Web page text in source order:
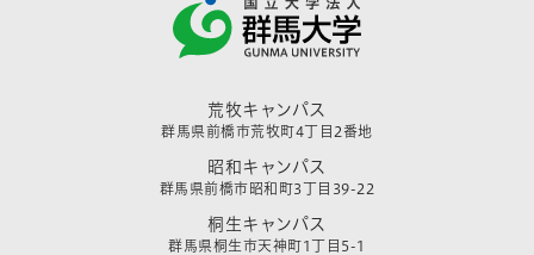
荒牧キャンパス
群馬県前橋市荒牧町4丁目2番地
昭和キャンパス
群馬県前橋市昭和町3丁目39-22
桐生キャンパス
群馬県桐生市天神町1丁目5-1